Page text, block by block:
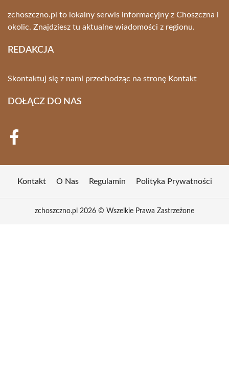
zchoszczno.pl to lokalny serwis informacyjny z Choszczna i
okolic. Znajdziesz tu aktualne wiadomości z regionu.
REDAKCJA
Skontaktuj się z nami przechodząc na stronę Kontakt
DOŁĄCZ DO NAS
Kontakt O Nas Regulamin Polityka Prywatności
zchoszczno.pl 2026 © Wszelkie Prawa Zastrzeżone